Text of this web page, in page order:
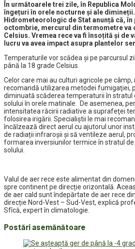
În următoarele trei zile, în Republica
îngețuri în orele nocturne și ale dimineții.
Hidrometeorologic de Stat anunță că, în
octombrie, mercurul din termometre va
Celsius. Vremea rece va fi însoțită și de
lucru va avea impact asupra plantelor
Temperaturile vor scădea și pe parcursul
până la 18 grade Celsius.
Celor care mai au culturi agricole pe
recomandă utilizarea metodei fumigaţiei,
diminuată scăderea temperaturii în stratul
solului în orele matinale. De asemenea,
intensitatea răcirii radiative a suprafeţei
folosirea irigării. Specialiștii le mai
încălzează direct aerul cu ajutorul unor
de radiații infraroșii și să ventileze aerul,
formarea inversiunilor termice în stratul
solului.
Valul de aer rece este alimentat din
spre continent pe direcție orizontală.
de aer cald sunt îndepărtate de aer rece
direcție Nord-Vest – Sud-Vest, explică
Sfîcă, expert în climatologie.
Postări asemănătoare